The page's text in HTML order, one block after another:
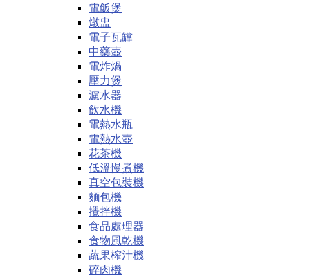
電飯煲
燉盅
電子瓦罉
中藥壺
電炸煱
壓力煲
濾水器
飲水機
電熱水瓶
電熱水壺
花茶機
低溫慢煮機
真空包裝機
麵包機
攪拌機
食品處理器
食物風乾機
蔬果榨汁機
碎肉機